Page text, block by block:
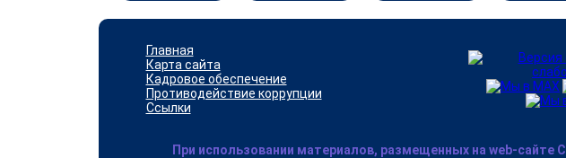
Главная
Карта сайта
Кадровое обеспечение
Противодействие коррупции
Ссылки
При использовании материалов, размещенных на web-